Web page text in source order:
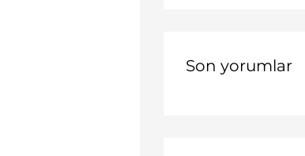
Son yorumlar